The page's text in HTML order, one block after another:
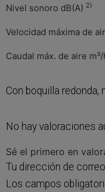
Nivel sonoro dB(A) 2)
Velocidad máxima de
Caudal máx. de aire m³/
Con boquilla redonda,
No hay valoraciones
Sé el primero en
Tu dirección de
Los campos